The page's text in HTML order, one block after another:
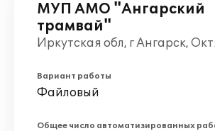
МУП АМО "Ангарский
трамвай"
Иркутская обл, г Ангарск,
Вариант работы
Файловый
Общее число автоматизированных